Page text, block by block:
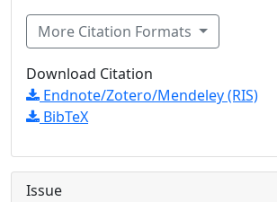
More Citation Formats
Download Citation
Endnote/Zotero/Mendeley (RIS)
BibTeX
Issue